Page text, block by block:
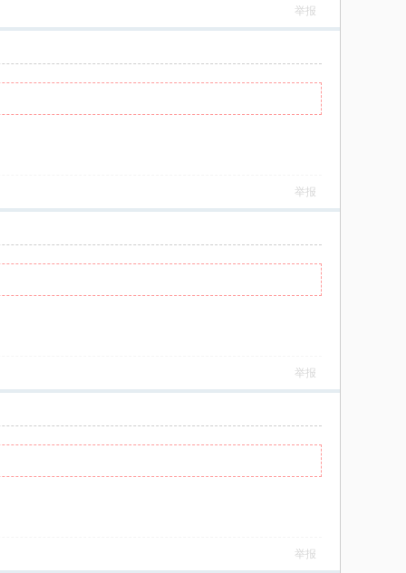
举报
举报
举报
举报